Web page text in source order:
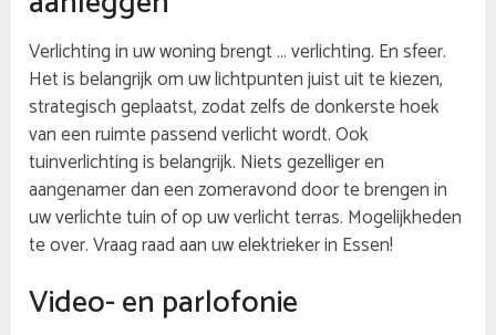
Verlichting in uw woning brengt … verlichting. En sfeer.
Het is belangrijk om uw lichtpunten juist uit te kiezen,
strategisch geplaatst, zodat zelfs de donkerste hoek
van een ruimte passend verlicht wordt. Ook
tuinverlichting is belangrijk. Niets gezelliger en
aangenamer dan een zomeravond door te brengen in
uw verlichte tuin of op uw verlicht terras. Mogelijkheden
te over. Vraag raad aan uw elektrieker in Essen!
Video- en parlofonie